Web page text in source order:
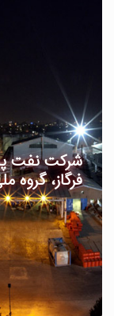
شرکت نفت
فرگاز، گروه